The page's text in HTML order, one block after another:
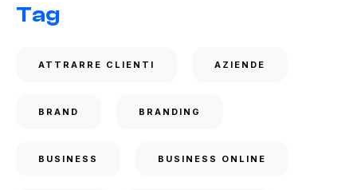
Tag
ATTRARRE CLIENTI AZIENDE
BRAND BRANDING
BUSINESS BUSINESS ONLINE